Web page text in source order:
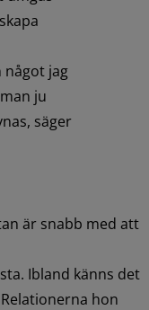
något jag
ju
säger
är snabb med att
Ibland känns det
hon